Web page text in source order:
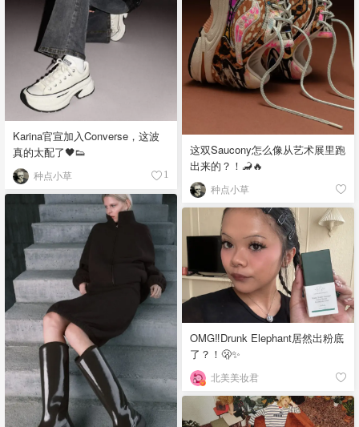
Karina官宣加入Converse，这波
真的太配了🖤👟
种点小草 1
这双Saucony怎么像从艺术展里跑
出来的？！🦂🔥
种点小草
OMG‼️Drunk Elephant居然出粉底
了？！🫢✨
北美美妆君